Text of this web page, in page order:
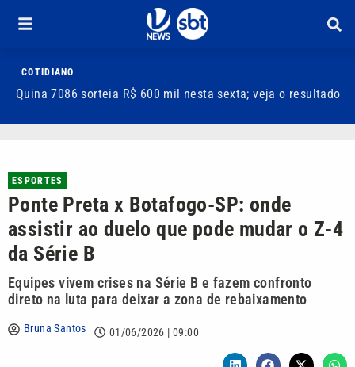
COTIDIANO
Quina 7086 sorteia R$ 600 mil nesta sexta; veja o resultado
ESPORTES
Ponte Preta x Botafogo-SP: onde
assistir ao duelo que pode mudar o Z-4
da Série B
Equipes vivem crises na Série B e fazem confronto
direto na luta para deixar a zona de rebaixamento
Bruna Santos 01/06/2026 | 09:00